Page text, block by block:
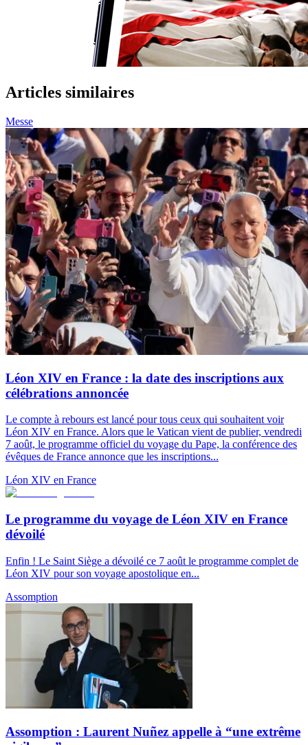
Articles similaires
Messe
Léon XIV en France : la date des inscriptions aux
célébrations annoncée
Le compte à rebours est lancé pour tous ceux qui souhaitent voir
Léon XIV en France. Alors que le Vatican vient de publier, vendredi
7 août, le programme officiel du voyage du Pape, la conférence des
évêques de France annonce que les inscriptions...
Léon XIV en France
Le programme du voyage de Léon XIV en France
dévoilé
Enfin ! Le Saint Siège a dévoilé ce 7 août le programme complet de
Léon XIV pour son voyage apostolique en...
Assomption
Assomption : Laurent Nuñez appelle à “une extrême